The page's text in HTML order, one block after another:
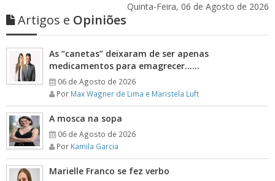
Quinta-Feira, 06 de Agosto de 2026
Artigos e Opiniões
As “canetas” deixaram de ser apenas
medicamentos para emagrecer……
06 de Agosto de 2026
Por Max Wagner de Lima e Maristela Luft
A mosca na sopa
06 de Agosto de 2026
Por Kamila Garcia
Marielle Franco se fez verbo